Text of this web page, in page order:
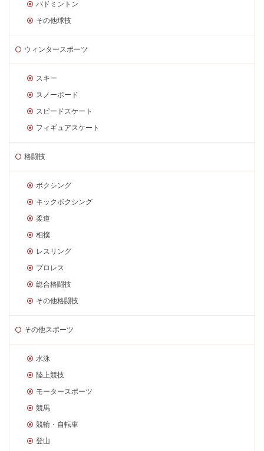
バドミントン
その他球技
ウィンタースポーツ
スキー
スノーボード
スピードスケート
フィギュアスケート
格闘技
ボクシング
キックボクシング
柔道
相撲
レスリング
プロレス
総合格闘技
その他格闘技
その他スポーツ
水泳
陸上競技
モータースポーツ
競馬
競輪・自転車
登山